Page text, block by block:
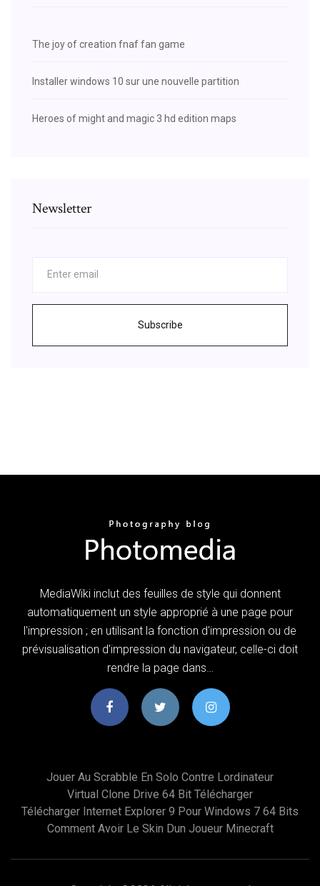
The joy of creation fnaf fan game
Installer windows 10 sur une nouvelle partition
Heroes of might and magic 3 hd edition maps
Newsletter
Subscribe
MediaWiki inclut des feuilles de style qui donnent
automatiquement un style approprié à une page pour
l'impression ; en utilisant la fonction d'impression ou de
prévisualisation d'impression du navigateur, celle-ci doit
rendre la page dans…
Jouer Au Scrabble En Solo Contre Lordinateur
Virtual Clone Drive 64 Bit Télécharger
Télécharger Internet Explorer 9 Pour Windows 7 64 Bits
Comment Avoir Le Skin Dun Joueur Minecraft